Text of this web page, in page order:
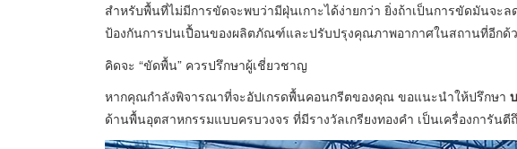
สำหรับพื้นที่ไม่มีการขัดจะพบว่ามีฝุ่นเกาะได้ง่ายกว่า ยิ่งถ้าเป็นการขัดมันจะ
ป้องกันการปนเปื้อนของผลิตภัณฑ์และปรับปรุงคุณภาพอากาศในสถานที่อีกด้
คิดจะ “ขัดพื้น” ควรปรึกษาผู้เชี่ยวชาญ
หากคุณกำลังพิจารณาที่จะอัปเกรดพื้นคอนกรีตของคุณ ขอแนะนำให้ปรึกษา
ด้านพื้นอุตสาหกรรมแบบครบวงจร ที่มีรางวัลเกรียงทองคำ เป็นเครื่องการัน